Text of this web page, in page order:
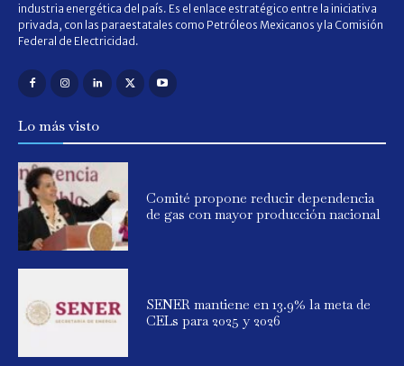
industria energética del país. Es el enlace estratégico entre la iniciativa
privada, con las paraestatales como Petróleos Mexicanos y la Comisión
Federal de Electricidad.
Lo más visto
Comité propone reducir dependencia
de gas con mayor producción nacional
SENER mantiene en 13.9% la meta de
CELs para 2025 y 2026